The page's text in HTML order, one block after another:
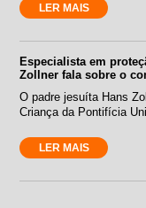
LER MAIS
Especialista em
Zollner fala sobre o
O padre jesuíta Hans
Criança da Pontifícia
LER MAIS